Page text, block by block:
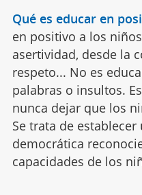
Qué es educar en
en positivo a los
asertividad, desde la
respeto... No es
palabras o insultos.
nunca dejar que los
Se trata de
democrática
capacidades de los